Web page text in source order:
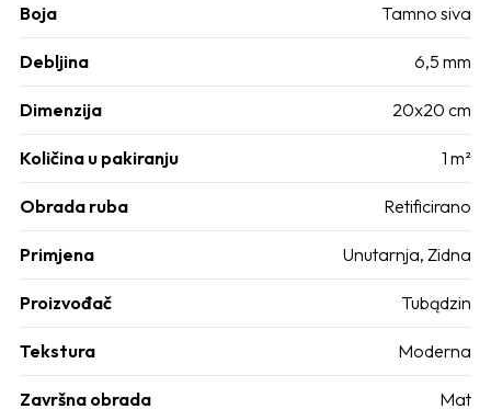
Boja Tamno siva
Debljina 6,5 mm
Dimenzija 20x20 cm
Količina u pakiranju 1 m²
Obrada ruba Retificirano
Primjena Unutarnja, Zidna
Proizvođač Tubądzin
Tekstura Moderna
Završna obrada Mat